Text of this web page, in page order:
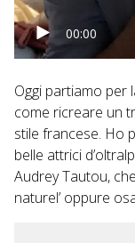
00:00
Oggi partiamo per
come ricreare un
stile francese. Ho
belle attrici
Audrey Tautou,
naturel’ oppure